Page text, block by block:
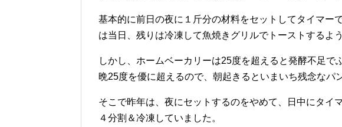
基本的に前日の夜に１斤分の材料をセットしてタイマー
は当日、残りは冷凍して魚焼きグリルでトーストするよ
しかし、ホームベーカリーは25度を超えると発酵不足で
晩25度を優に超えるので、朝起きるといまいち残念なパ
そこで昨年は、夜にセットするのをやめて、日中にタイ
４分割＆冷凍していました。